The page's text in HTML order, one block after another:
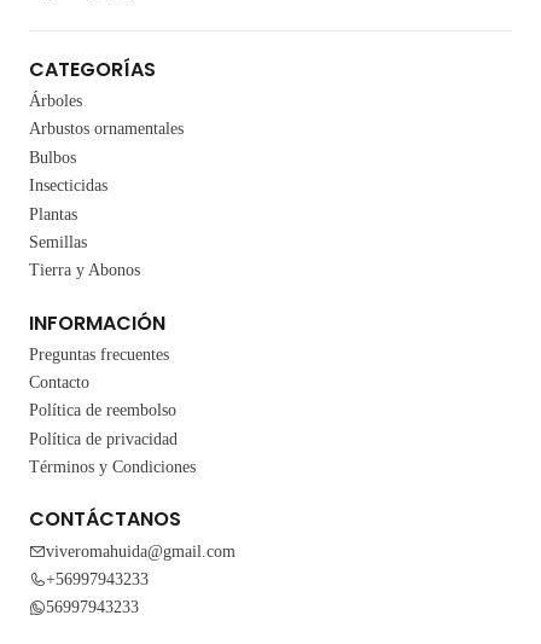
CATEGORÍAS
Árboles
Arbustos ornamentales
Bulbos
Insecticidas
Plantas
Semillas
Tierra y Abonos
INFORMACIÓN
Preguntas frecuentes
Contacto
Política de reembolso
Política de privacidad
Términos y Condiciones
CONTÁCTANOS
viveromahuida@gmail.com
+56997943233
56997943233